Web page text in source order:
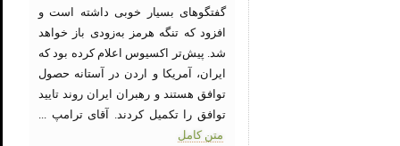
گفتگوهای بسیار خوبی داشته است و
افزود که تنگه هرمز به‌زودی باز خواهد
شد. پیش‌تر اکسیوس اعلام کرده بود که
ایران، آمریکا و اردن در آستانه حصول
توافق هستند و رهبران ایران روند تایید
توافق را تکمیل کردند. آقای ترامپ ...
متن کامل